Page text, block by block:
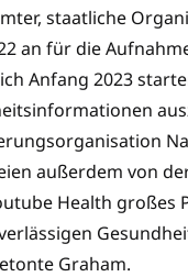
staatliche
an für die
Anfang 2023
außerdem von
Health großes
Graham.